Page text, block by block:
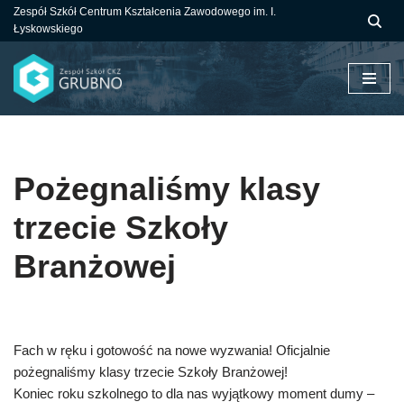
do
treści
Zespół Szkół Centrum Kształcenia Zawodowego im. I.
Łyskowskiego
Pożegnaliśmy klasy
trzecie Szkoły
Branżowej
Fach w ręku i gotowość na nowe wyzwania! Oficjalnie
pożegnaliśmy klasy trzecie Szkoły Branżowej!
Koniec roku szkolnego to dla nas wyjątkowy moment dumy –